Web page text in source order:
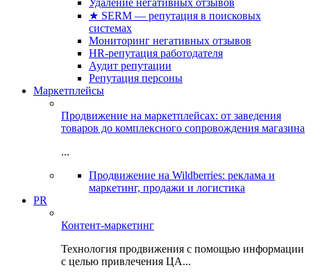
Удаление негативных отзывов
★ SERM — репутация в поисковых
системах
Мониторинг негативных отзывов
HR-репутация работодателя
Аудит репутации
Репутация персоны
Маркетплейсы
Продвижение на маркетплейсах: от заведения
товаров до комплексного сопровождения магазина
...
Продвижение на Wildberries: реклама и
маркетинг, продажи и логистика
PR
Контент-маркетинг
Технология продвижения с помощью информации
с целью привлечения ЦА...